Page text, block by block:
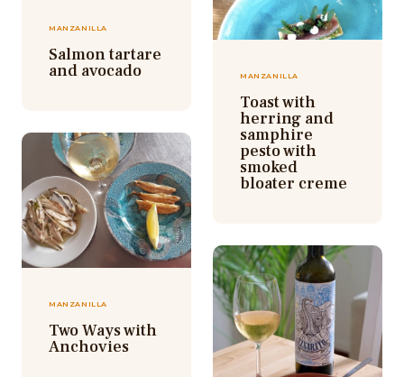
MANZANILLA
Salmon tartare
and avocado MANZANILLA
Toast with
herring and
samphire
pesto with
smoked
bloater creme
MANZANILLA
Two Ways with
Anchovies